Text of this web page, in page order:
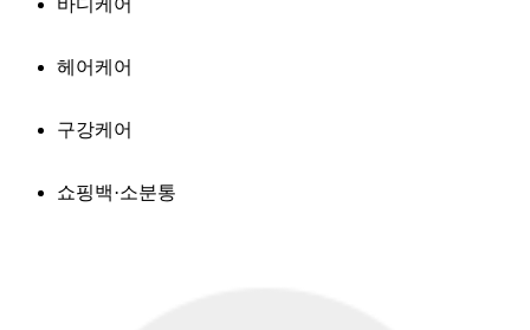
헤어케어
구강케어
쇼핑백·소분통